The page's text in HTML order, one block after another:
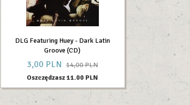
DLG Featuring Huey - Dark Latin
Groove (CD)
3,00 PLN 14,00 PLN
Oszczędzasz 11.00 PLN